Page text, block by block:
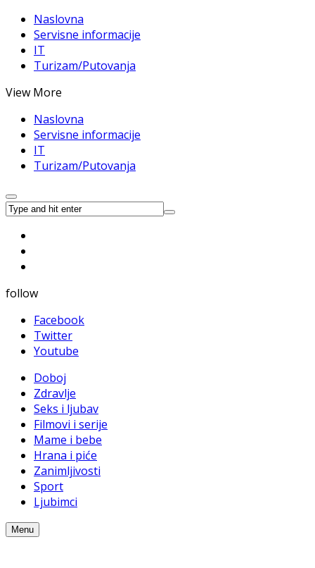
Naslovna
Servisne informacije
IT
Turizam/Putovanja
View More
Naslovna
Servisne informacije
IT
Turizam/Putovanja
follow
Facebook
Twitter
Youtube
Doboj
Zdravlje
Seks i ljubav
Filmovi i serije
Mame i bebe
Hrana i piće
Zanimljivosti
Sport
Ljubimci
Menu